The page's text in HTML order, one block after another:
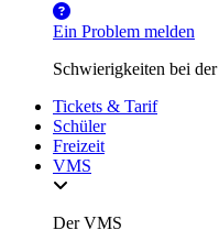
Ein Problem melden
Schwierigkeiten bei
Tickets & Tarif
Schüler
Freizeit
VMS
Der VMS